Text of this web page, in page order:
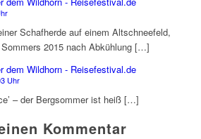
Schafherde auf einem Altschneefeld,
2015 nach Abkühlung […]
dem Wildhorn - Reisefestival.de
Uhr
– der Bergsommer ist heiß […]
Kommentar